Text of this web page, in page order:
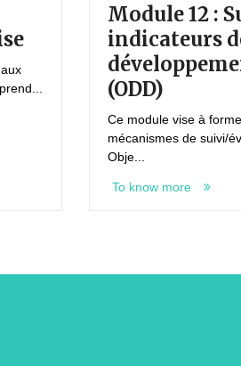
Module 12 : Suivi des
indicateurs des
développement
(ODD)
Ce module vise à former les
mécanismes de suivi/évaluation des